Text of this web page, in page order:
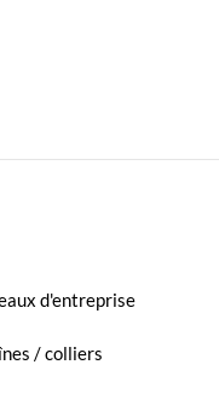
d'entreprise
/ colliers